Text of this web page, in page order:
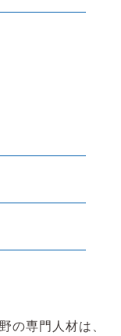
の専門人材は、